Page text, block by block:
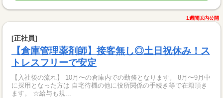
1週間以内公開
[正社員]
【倉庫管理薬剤師】接客無し◎土日祝休み！ス
トレスフリーで安定
【入社後の流れ】 10月〜の倉庫内での勤務となります。 8月〜9月中
に採用となった方は 自宅待機の他に役所関係の手続き等で在籍頂き
ます。 ☆給与も規...